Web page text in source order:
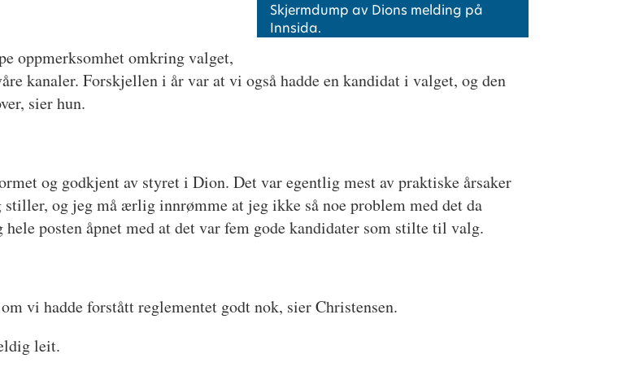
Skjermdump av Dions melding på
Innsida.
oppmerksomhet omkring valget,
kanaler. Forskjellen i år var at vi også hadde en kandidat i valget, og den
sier hun.
og godkjent av styret i Dion. Det var egentlig mest av praktiske årsaker
og jeg må ærlig innrømme at jeg ikke så noe problem med det da
posten åpnet med at det var fem gode kandidater som stilte til valg.
vi hadde forstått reglementet godt nok, sier Christensen.
leit.